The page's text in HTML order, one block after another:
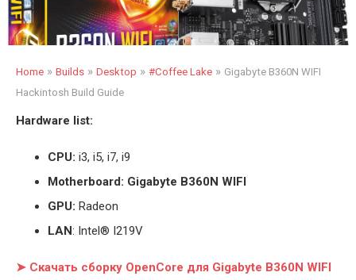
Home » Builds » Desktop » #Coffee Lake » Gigabyte B360N WIFI
Hackintosh Build Guide
Hardware list:
CPU: i3, i5, i7, i9
Motherboard: Gigabyte B360N WIFI
GPU: Radeon
LAN: Intel® I219V
➤ Скачать сборку OpenCore для Gigabyte B360N WIFI